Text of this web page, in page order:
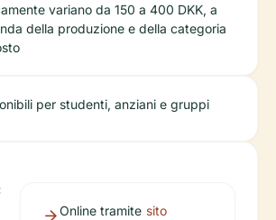
variano da 150 a 400 DKK, a
della produzione e della categoria
per studenti, anziani e gruppi
Online tramite sito